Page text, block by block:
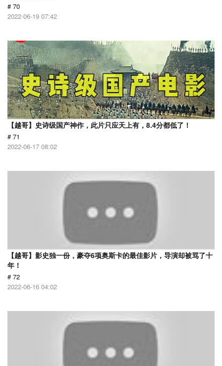
# 70
2022-06-19 07:42
【越哥】史诗级国产神作，此片只应天上有，8.4分都低了！
# 71
2022-06-17 08:02
【越哥】影史独一份，豪夺6项奥斯卡的最佳影片，导演却被骂了十
年！
# 72
2022-06-16 04:02